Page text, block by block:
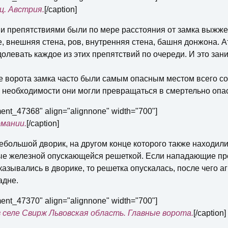
Австрия.[/caption]
препятствиями были по мере расстояния от замка
внешняя стена, ров, внутренняя стена, башня донжона.
каждое из этих препятствий по очереди. И это
ворота замка часто были самым опасным местом всего
необходимости они могли превращаться в смертельно
align="alignnone" width="700"]
[/caption]
дворик, на другом конце которого также
железной опускающейся решеткой. Если нападающие
в дворике, то решетка опускалась, после чего
align="alignnone" width="700"]
селе Свирж Львовская область. Главные ворота.[/caption]